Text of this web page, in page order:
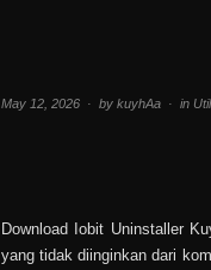
May 12, 2026 · by kuyhAa · in
Download Iobit Uninstaller
yang tidak diinginkan dari